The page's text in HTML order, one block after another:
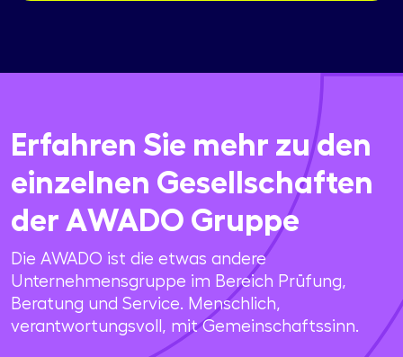
Erfahren Sie mehr zu den
einzelnen Gesellschaften
der AWADO Gruppe
Die AWADO ist die etwas andere
Unternehmensgruppe im Bereich Prüfung,
Beratung und Service. Menschlich,
verantwortungsvoll, mit Gemeinschaftssinn.